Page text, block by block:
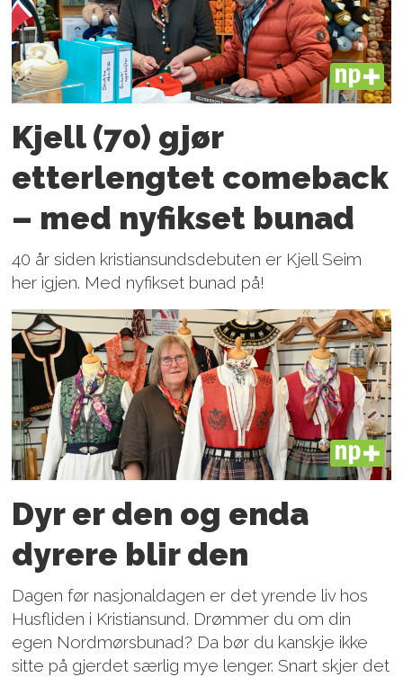
PLUS
Kjell (70) gjør
etterlengtet comeback
– med nyfikset bunad
40 år siden kristiansundsdebuten er Kjell Seim
her igjen. Med nyfikset bunad på!
PLUS
Dyr er den og enda
dyrere blir den
Dagen før nasjonaldagen er det yrende liv hos
Husfliden i Kristiansund. Drømmer du om din
egen Nordmørsbunad? Da bør du kanskje ikke
sitte på gjerdet særlig mye lenger. Snart skjer det